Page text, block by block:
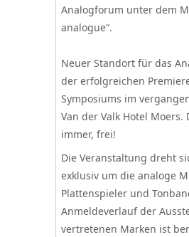
Analogforum unter dem
analogue“.
Neuer Standort für das
der erfolgreichen
Symposiums im
Van der Valk Hotel Moers.
immer, frei!
Die Veranstaltung dreht
exklusiv um die analoge
Plattenspieler und
Anmeldeverlauf der
vertretenen Marken ist